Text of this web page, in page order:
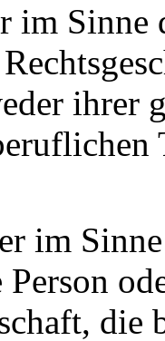
im
ihrer
im
die